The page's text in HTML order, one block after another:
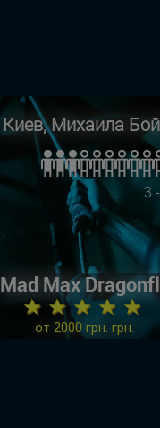
Киев, Михаила
3
Mad Max
★ ★ ★ ★ ★
от 2000 грн. грн.